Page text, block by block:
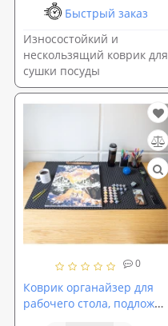
Быстрый заказ
Износостойкий и
нескользящий коврик для
сушки посуды
0
Коврик органайзер для
рабочего стола, подложка